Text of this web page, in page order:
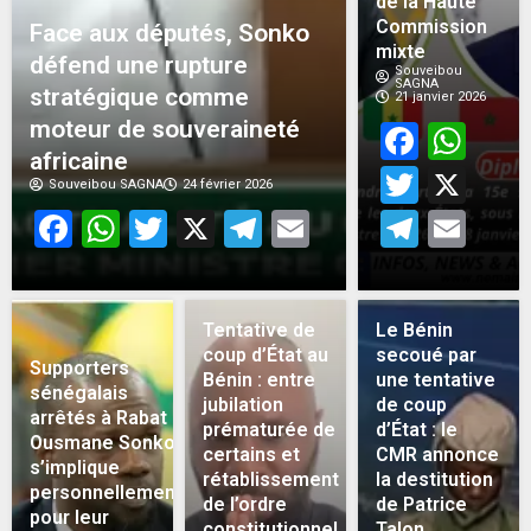
Face aux députés, Sonko
défend une rupture
stratégique comme
moteur de souveraineté
africaine
Souveibou SAGNA 24 février 2026
Facebook
WhatsApp
Twitter
X Telegram
Email
Commission
mixte
Souveibou
SAGNA
21 janvier 2026
X
Supporters
sénégalais
arrêtés à Rabat :
Ousmane Sonko
s’implique
personnellement
pour leur
Tentative de
coup d’État au
Bénin : entre
jubilation
prématurée de
certains et
rétablissement
de l’ordre
Le Bénin
secoué par
une tentative
de coup
d’État : le
CMR annonce
la destitution
de Patrice